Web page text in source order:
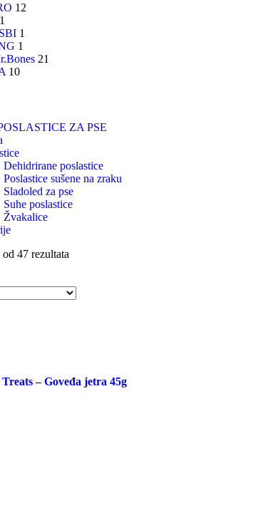
12
1
1
1
21
10
ZA PSE
Dehidrirane poslastice
Poslastice sušene na zraku
Sladoled za pse
Suhe poslastice
Žvakalice
47 rezultata
– Goveđa jetra 45g